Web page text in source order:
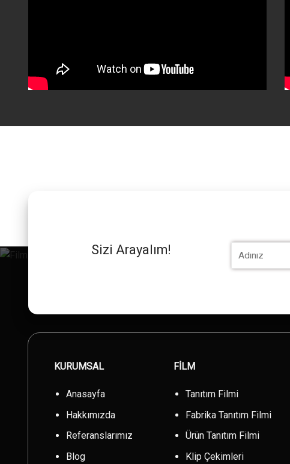
Sizi Arayalım!
KURUMSAL
Anasayfa
Hakkımızda
Referanslarımız
Blog
FİLM
Tanıtım Filmi
Fabrika Tanıtım Filmi
Ürün Tanıtım Filmi
Klip Çekimleri